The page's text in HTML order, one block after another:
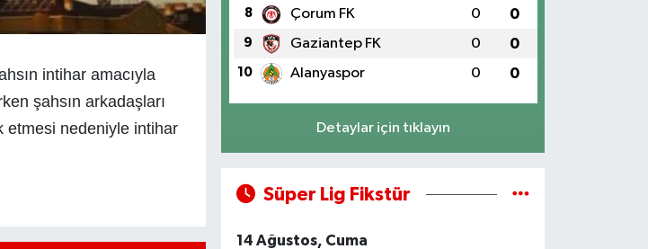
intihar amacıyla
şahsın arkadaşları
etmesi nedeniyle intihar
8 Çorum FK 0 0
9 Gaziantep FK 0 0
10 Alanyaspor 0 0
Detaylar için tıklayın
Süper Lig Fikstür
14 Ağustos, Cuma